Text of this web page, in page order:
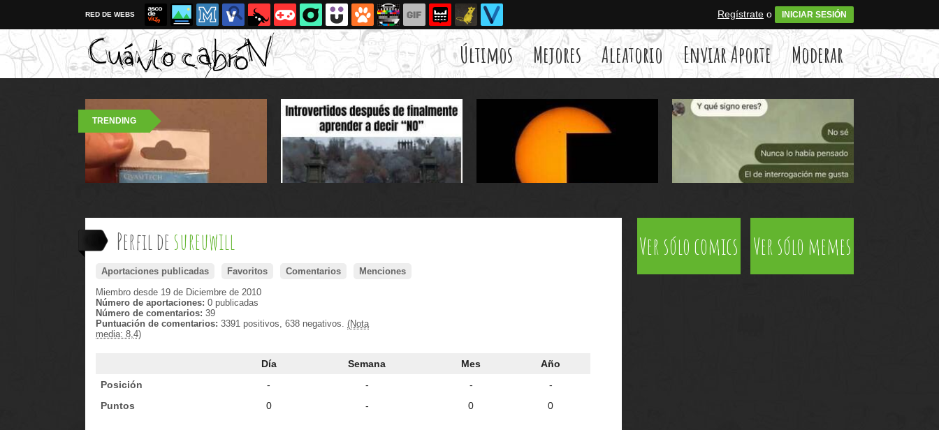
RED DE WEBS Regístrate o INICIAR SESIÓN
Últimos Mejores Aleatorio Enviar Aporte Moderar
TRENDING
Perfil de sureuwill
Aportaciones publicadas Favoritos Comentarios
Menciones
Miembro desde 19 de Diciembre de 2010
Número de aportaciones: 0 publicadas
Número de comentarios: 39
Puntuación de comentarios: 3391 positivos, 638 negativos. (Nota
media: 8,4)
Día Semana Mes
Año
Posición
- - -
-
Puntos
0 - 0 0
Ver sólo comics Ver sólo memes